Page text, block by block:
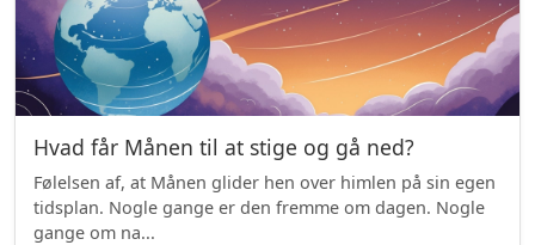
Hvad får Månen til at stige og gå ned?
Følelsen af, at Månen glider hen over himlen på sin egen
tidsplan. Nogle gange er den fremme om dagen. Nogle
gange om na...